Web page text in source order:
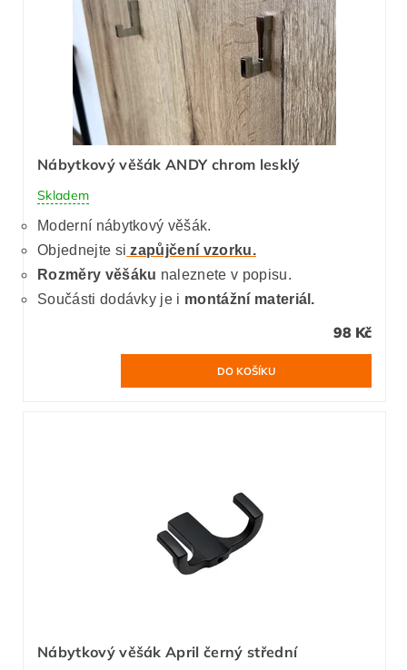
Nábytkový věšák ANDY chrom lesklý
Skladem
Moderní nábytkový věšák.
Objednejte si zapůjčení vzorku.
Rozměry věšáku naleznete v popisu.
Součásti dodávky je i montážní materiál.
98 Kč
Nábytkový věšák April černý střední